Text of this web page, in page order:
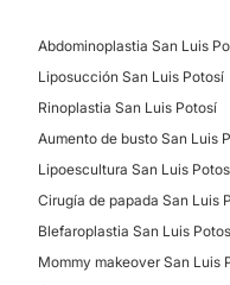
No
Rejuvenecimiento
Alopecia
Blefaroplastia sin
TRATAMIENTOS DE
Tratamientos
Abdominoplastia San Luis
Liposucción San Luis Potosí
Rinoplastia San Luis Potosí
Aumento de busto San Luis
Lipoescultura San Luis
Cirugía de papada San Luis
Blefaroplastia San Luis
Mommy makeover San Luis